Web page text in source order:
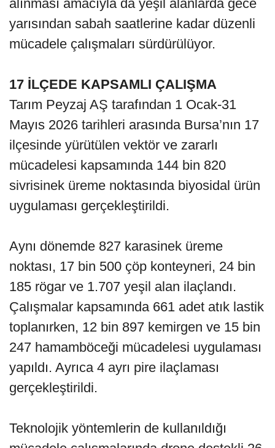
alınması amacıyla da yeşil alanlarda gece
yarısından sabah saatlerine kadar düzenli
mücadele çalışmaları sürdürülüyor.
17 İLÇEDE KAPSAMLI ÇALIŞMA
Tarım Peyzaj AŞ tarafından 1 Ocak-31
Mayıs 2026 tarihleri arasında Bursa’nın 17
ilçesinde yürütülen vektör ve zararlı
mücadelesi kapsamında 144 bin 820
sivrisinek üreme noktasında biyosidal ürün
uygulaması gerçekleştirildi.
Aynı dönemde 827 karasinek üreme
noktası, 17 bin 500 çöp konteyneri, 24 bin
185 rögar ve 1.707 yeşil alan ilaçlandı.
Çalışmalar kapsamında 661 adet atık lastik
toplanırken, 12 bin 897 kemirgen ve 15 bin
247 hamamböceği mücadelesi uygulaması
yapıldı. Ayrıca 4 ayrı pire ilaçlaması
gerçekleştirildi.
Teknolojik yöntemlerin de kullanıldığı